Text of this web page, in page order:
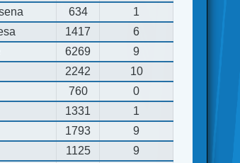
634
1
1417
6
6269
9
2242
10
760
0
1331
1
1793
9
1125
9